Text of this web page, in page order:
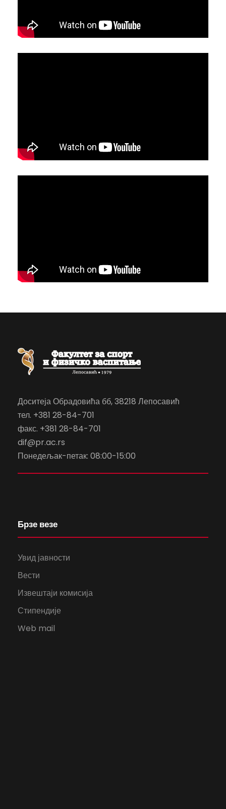
Доситеја Обрадовића бб, 38218 Лепосавић
тел. +381 28-84-701
факс. +381 28-84-701
dif@pr.ac.rs
Понедељак-петак: 08:00-15:00
Брзе везе
Увид јавности
Вести
Извештаји комисија
Стипендије
Web mail